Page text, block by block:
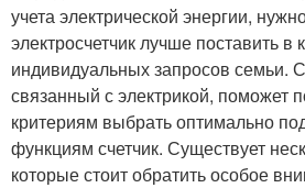
учета электрической энергии,
электросчетчик лучше поставить в
индивидуальных запросов семьи.
связанный с электрикой, поможет
критериям выбрать оптимально
функциям счетчик. Существует
которые стоит обратить особое